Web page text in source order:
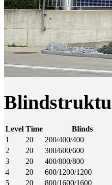
Level Time Blinds
1
20
200/400/400
2
20
300/600/600
3
20
400/800/800
4
20 600/1200/1200
5
20
800/1600/1600